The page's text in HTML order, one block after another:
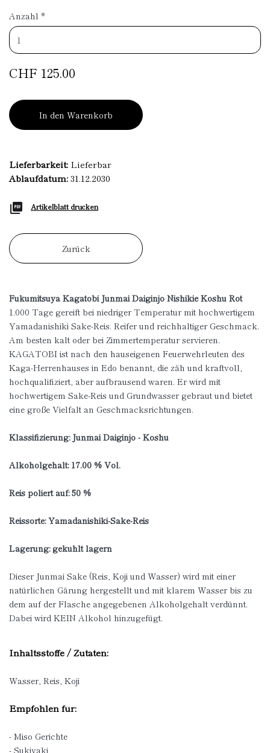
Anzahl *
CHF 125.00
In den Warenkorb
Lieferbarkeit: Lieferbar
Ablaufdatum:31.12.2030
Artikelblatt drucken
Zurück
Fukumitsuya Kagatobi Junmai Daiginjo Nishikie Koshu Rot
1.000 Tage gereift bei niedriger Temperatur mit hochwertigem
Yamadanishiki Sake-Reis. Reifer und reichhaltiger Geschmack.
Am besten kalt oder bei Zimmertemperatur servieren.
KAGATOBI ist nach den hauseigenen Feuerwehrleuten des
Kaga-Herrenhauses in Edo benannt, die zäh und kraftvoll,
hochqualifiziert, aber aufbrausend waren. Er wird mit
hochwertigem Sake-Reis und Grundwasser gebraut und bietet
eine große Vielfalt an Geschmacksrichtungen.
Klassifizierung: Junmai Daiginjo - Koshu
Alkoholgehalt: 17.00 % Vol.
Reis poliert auf: 50 %
Reissorte:Yamadanishiki-Sake-Reis
Lagerung: gekühlt lagern
Dieser Junmai Sake (Reis, Koji und Wasser) wird mit einer
natürlichen Gärung hergestellt und mit klarem Wasser bis zu
dem auf der Flasche angegebenen Alkoholgehalt verdünnt.
Dabei wird KEIN Alkohol hinzugefügt.
Inhaltsstoffe / Zutaten:
Wasser, Reis, Koji
Empfohlen für:
- Miso Gerichte
- Sukiyaki